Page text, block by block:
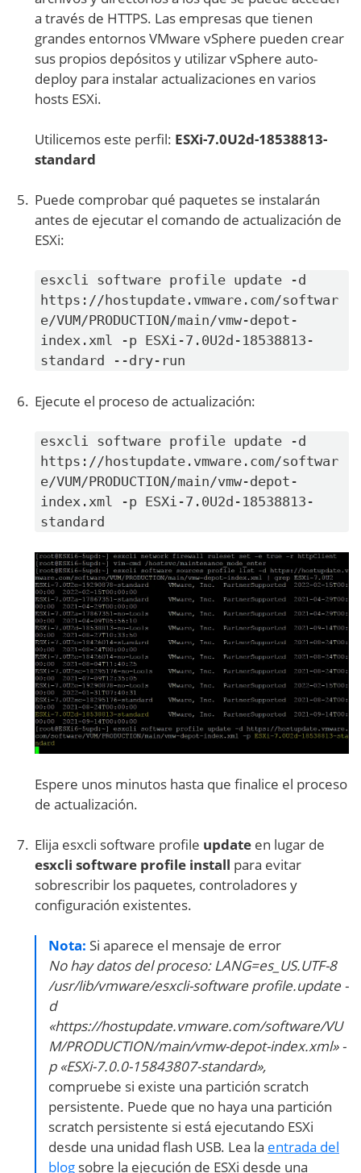
a través de HTTPS. Las empresas que tienen
grandes entornos VMware vSphere pueden crear
sus propios depósitos y utilizar vSphere auto-
deploy para instalar actualizaciones en varios
hosts ESXi.
Utilicemos este perfil: ESXi-7.0U2d-18538813-
standard
Puede comprobar qué paquetes se instalarán
antes de ejecutar el comando de actualización de
ESXi:
esxcli software profile update -d
https://hostupdate.vmware.com/softwar
e/VUM/PRODUCTION/main/vmw-depot-
index.xml -p ESXi-7.0U2d-18538813-
standard --dry-run
Ejecute el proceso de actualización:
esxcli software profile update -d
https://hostupdate.vmware.com/softwar
e/VUM/PRODUCTION/main/vmw-depot-
index.xml -p ESXi-7.0U2d-18538813-
standard
Espere unos minutos hasta que finalice el proceso
de actualización.
Elija esxcli software profile update en lugar de
esxcli software profile install para evitar
sobrescribir los paquetes, controladores y
configuración existentes.
Nota: Si aparece el mensaje de error
No hay datos del proceso: LANG=es_US.UTF-8
/usr/lib/vmware/esxcli-software profile.update -
d
«https://hostupdate.vmware.com/software/VU
M/PRODUCTION/main/vmw-depot-index.xml» -
p «ESXi-7.0.0-15843807-standard»,
compruebe si existe una partición scratch
persistente. Puede que no haya una partición
scratch persistente si está ejecutando ESXi
desde una unidad flash USB. Lea la entrada del
blog sobre la ejecución de ESXi desde una